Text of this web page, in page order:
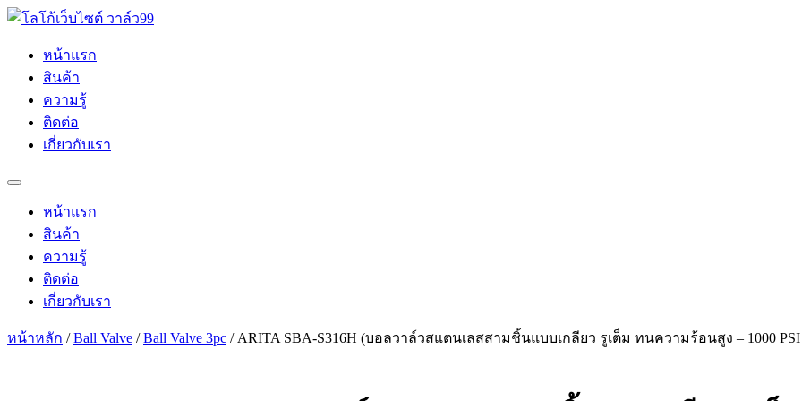
Skip
หน้าแรก
สินค้า
ความรู้
ติดต่อ
เกี่ยวกับเรา
หน้าแรก
สินค้า
ความรู้
ติดต่อ
เกี่ยวกับเรา
หน้าหลัก /Ball Valve /Ball Valve 3pc / ARITA SBA-S316H (บอลวาล์วสแตนเลสสามชิ้นแบบเกลียว รูเต็ม ทนความร้อนสูง – 1000 PSI